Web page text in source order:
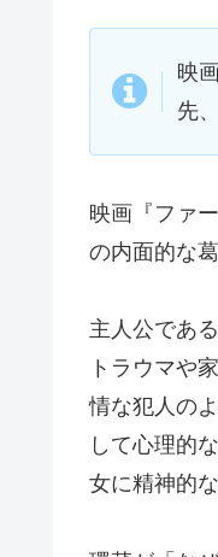
映
先
映画『ファ
の内面的な
主人公であ
トラウマや
情な犯人の
して心理的
女に精神的